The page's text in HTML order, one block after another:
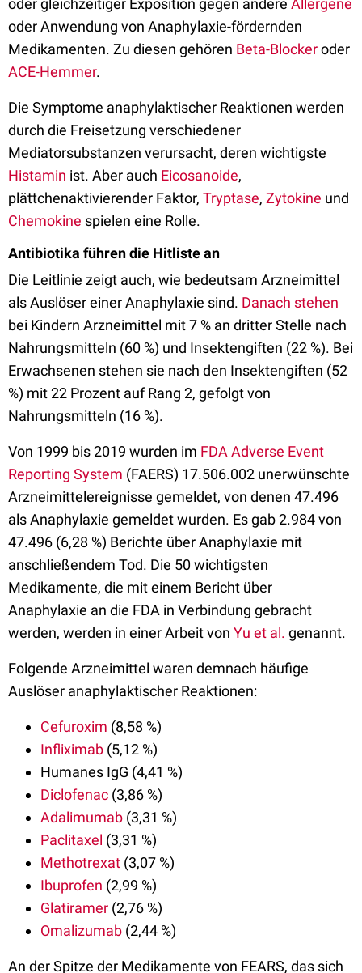
oder gleichzeitiger Exposition gegen andere Allergene
oder Anwendung von Anaphylaxie-fördernden
Medikamenten. Zu diesen gehören Beta-Blockeroder
ACE-Hemmer.
Die Symptome anaphylaktischer Reaktionen werden
durch die Freisetzung verschiedener
Mediatorsubstanzen verursacht, deren wichtigste
Histamin ist. Aber auch Eicosanoide,
plättchenaktivierender Faktor, Tryptase, Zytokine und
Chemokine spielen eine Rolle.
Antibiotika führen die Hitliste an
Die Leitlinie zeigt auch, wie bedeutsam Arzneimittel
als Auslöser einer Anaphylaxie sind. Danach stehen
bei Kindern Arzneimittel mit 7 % an dritter Stelle nach
Nahrungsmitteln (60 %) und Insektengiften (22 %). Bei
Erwachsenen stehen sie nach den Insektengiften (52
%) mit 22 Prozent auf Rang 2, gefolgt von
Nahrungsmitteln (16 %).
Von 1999 bis 2019 wurden im FDA Adverse Event
Reporting System (FAERS) 17.506.002 unerwünschte
Arzneimittelereignisse gemeldet, von denen 47.496
als Anaphylaxie gemeldet wurden. Es gab 2.984 von
47.496 (6,28 %) Berichte über Anaphylaxie mit
anschließendem Tod. Die 50 wichtigsten
Medikamente, die mit einem Bericht über
Anaphylaxie an die FDA in Verbindung gebracht
werden, werden in einer Arbeit von Yu et al. genannt.
Folgende Arzneimittel waren demnach häufige
Auslöser anaphylaktischer Reaktionen:
Cefuroxim (8,58 %)
Infliximab (5,12 %)
Humanes IgG (4,41 %)
Diclofenac (3,86 %)
Adalimumab (3,31 %)
Paclitaxel (3,31 %)
Methotrexat (3,07 %)
Ibuprofen (2,99 %)
Glatiramer (2,76 %)
Omalizumab (2,44 %)
An der Spitze der Medikamente von FEARS, das sich